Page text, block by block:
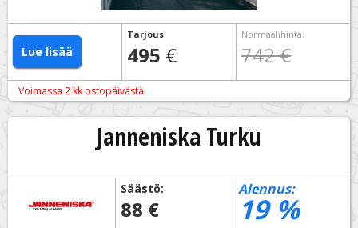
Lue lisää
Tarjous
495 €
Normaalihinta:
742 €
Voimassa 2 kk ostopäivästä
Janneniska Turku
Säästö:
88 €
Alennus:
19%